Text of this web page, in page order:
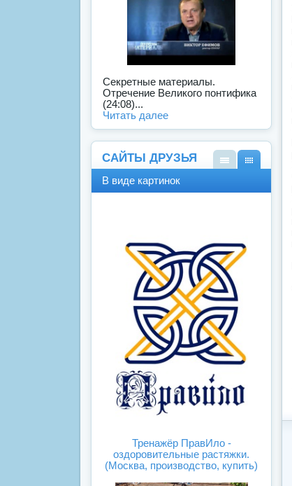
Секретные материалы.
Отречение Великого понтифика
(24:08)...
Читать далее
САЙТЫ ДРУЗЬЯ
В виде картинок
Тренажёр ПравИло -
оздоровительные растяжки.
(Москва, производство, купить)